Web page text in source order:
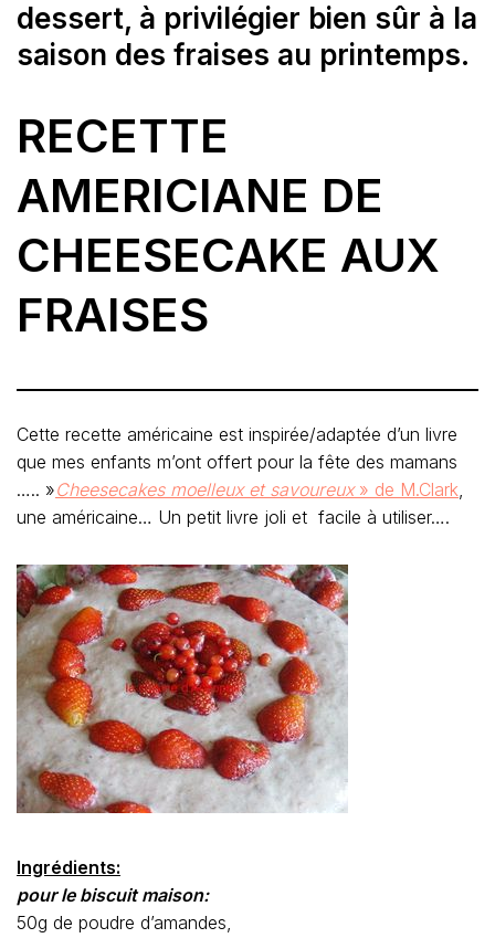
dessert, à privilégier bien sûr à la
saison des fraises au printemps.
RECETTE
AMERICIANE DE
CHEESECAKE AUX
FRAISES
Cette recette américaine est inspirée/adaptée d’un livre
que mes enfants m’ont offert pour la fête des mamans
….. »Cheesecakes moelleux et savoureux» de M.Clark,
une américaine… Un petit livre joli et facile à utiliser….
Ingrédients:
pour le biscuit maison:
50g de poudre d’amandes,